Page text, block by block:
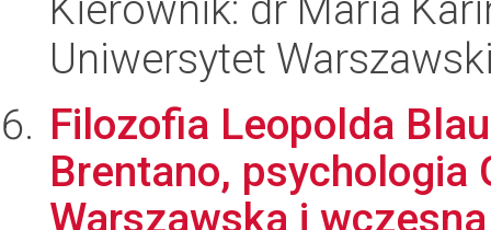
Uniwersytet
Filozofia Leopolda
Brentano, psychologia
Warszawska i